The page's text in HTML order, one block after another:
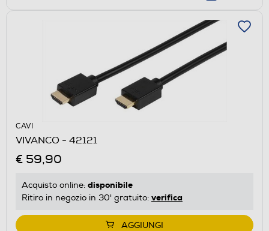
CAVI
VIVANCO - 42121
€ 59,90
Acquisto online: disponibile
Ritiro in negozio in 30' gratuito: verifica
AGGIUNGI